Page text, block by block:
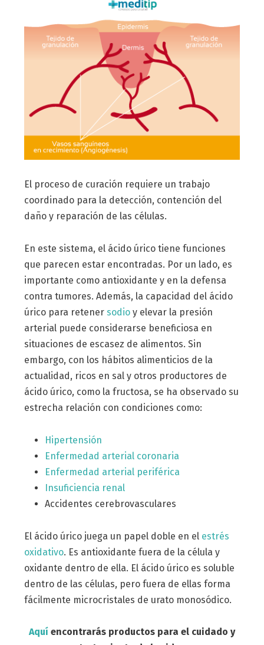
El proceso de curación requiere un trabajo
coordinado para la detección, contención del
daño y reparación de las células.
En este sistema, el ácido úrico tiene funciones
que parecen estar encontradas. Por un lado, es
importante como antioxidante y en la defensa
contra tumores. Además, la capacidad del ácido
úrico para retener sodioy elevar la presión
arterial puede considerarse beneficiosa en
situaciones de escasez de alimentos. Sin
embargo, con los hábitos alimenticios de la
actualidad, ricos en sal y otros productores de
ácido úrico, como la fructosa, se ha observado su
estrecha relación con condiciones como:
Hipertensión
Enfermedad arterial coronaria
Enfermedad arterial periférica
Insuficiencia renal
Accidentes cerebrovasculares
El ácido úrico juega un papel doble en el estrés
oxidativo. Es antioxidante fuera de la célula y
oxidante dentro de ella. El ácido úrico es soluble
dentro de las células, pero fuera de ellas forma
fácilmente microcristales de urato monosódico.
Aquí encontrarás productos para el cuidado y